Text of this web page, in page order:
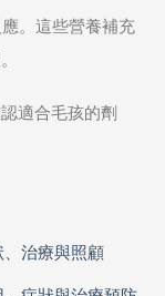
。這些營養補充
適合毛孩的劑
治療與照顧